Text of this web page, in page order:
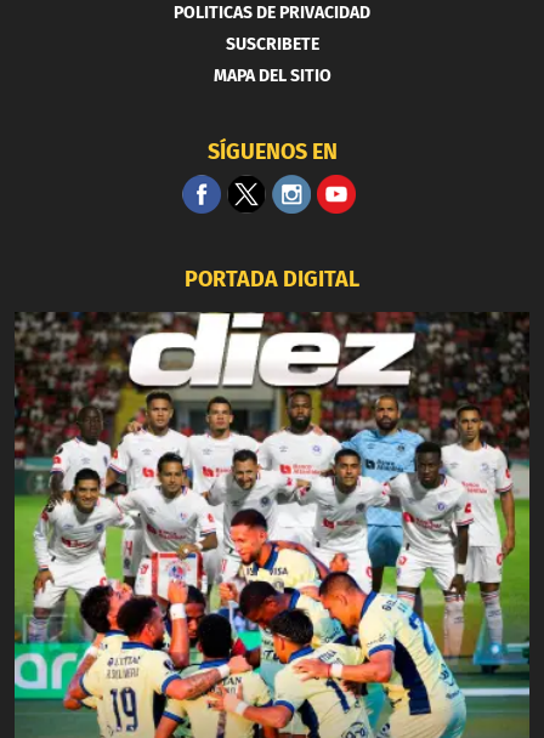
POLITICAS DE PRIVACIDAD
SUSCRIBETE
MAPA DEL SITIO
SÍGUENOS EN
PORTADA DIGITAL